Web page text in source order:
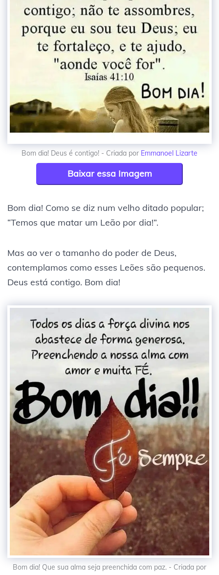
Bom dia! Deus é contigo! - Criada por Emmanoel Lizarte
Baixar essa Imagem
Bom dia! Como se diz num velho ditado popular;
“Temos que matar um Leão por dia!”.
Mas ao ver o tamanho do poder de Deus,
contemplamos como esses Leões são pequenos.
Deus está contigo. Bom dia!
Bom dia! Que sua alma seja preenchida com paz. - Criada por